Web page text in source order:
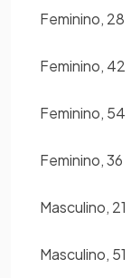
Feminino, 28
Feminino, 42
Feminino, 54
Feminino, 36
Masculino, 21
Masculino, 51